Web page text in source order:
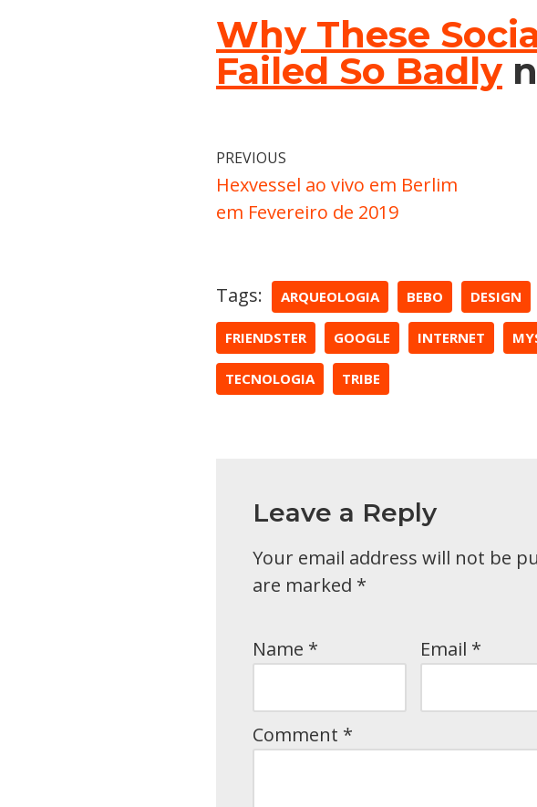
Why These
Failed So Badly
PREVIOUS
Hexvessel ao vivo em Berlim
em Fevereiro de 2019
Tags: ARQUEOLOGIA BEBO DESIGN
FRIENDSTER GOOGLE INTERNET
TECNOLOGIA TRIBE
Leave a Reply
Your email address will not be
are marked *
Name * Email *
Comment *